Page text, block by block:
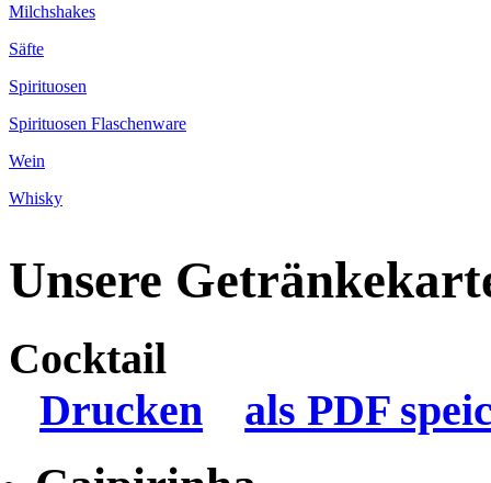
Milchshakes
Säfte
Spirituosen
Spirituosen Flaschenware
Wein
Whisky
Unsere
Cocktail
Drucken
als PDF